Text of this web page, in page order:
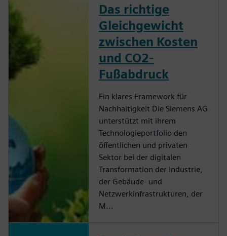
Das richtige
Gleichgewicht
zwischen Kosten
und CO2-
Fußabdruck
Ein klares Framework für
Nachhaltigkeit Die Siemens AG
unterstützt mit ihrem
Technologieportfolio den
öffentlichen und privaten
Sektor bei der digitalen
Transformation der Industrie,
der Gebäude- und
Netzwerkinfrastrukturen, der
M...